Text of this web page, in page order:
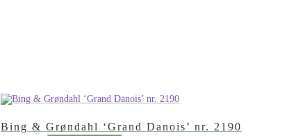
Bing & Grøndahl ‘Grand Danois’ nr. 2190